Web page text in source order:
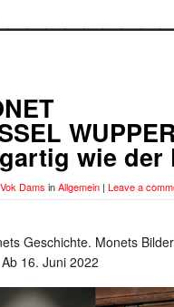
wie der
Vok Dams inAllgemein | Leave a
Geschichte. Monets
16. Juni 2022